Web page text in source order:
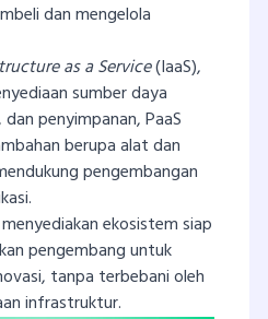
dan mengelola
as a Service(IaaS),
sumber daya
penyimpanan, PaaS
berupa alat dan
pengembangan
ekosistem siap
pengembang untuk
tanpa terbebani oleh
infrastruktur.